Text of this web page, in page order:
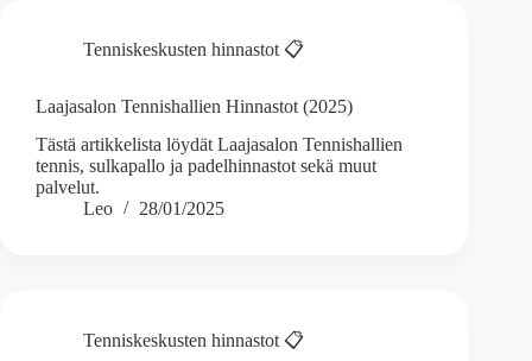
Tenniskeskusten hinnastot 📋
Laajasalon Tennishallien Hinnastot (2025)
Tästä artikkelista löydät Laajasalon Tennishallien
tennis, sulkapallo ja padelhinnastot sekä muut
palvelut.
Leo
28/01/2025
Tenniskeskusten hinnastot 📋